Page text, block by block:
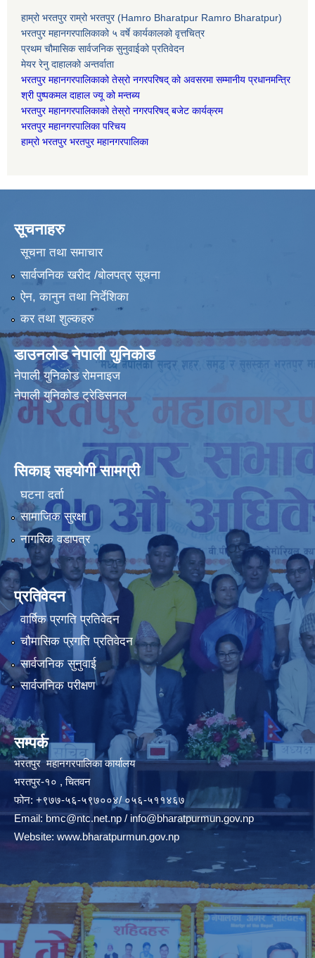
हाम्रो भरतपुर राम्रो भरतपुर (Hamro Bharatpur Ramro Bharatpur)
भरतपुर महानगरपालिकाको ५ वर्षे कार्यकालको वृत्तचित्र
प्रथम चौमासिक सार्वजनिक सुनुवाईको प्रतिवेदन
मेयर रेनु दाहालको अन्तर्वाता
भरतपुर महानगरपालिकाको तेस्रो नगरपरिषद् को अवसरमा सम्मानीय प्रधानमन्त्रि
श्री पुष्पकमल दाहाल ज्यू को मन्तब्य
भरतपुर महानगरपालिकाको तेस्रो नगरपरिषद् बजेट कार्यक्रम
भरतपुर महानगरपालिका परिचय
हाम्रो भरतपुर भरतपुर महानगरपालिका
सूचनाहरु
सूचना तथा समाचार
सार्वजनिक खरीद /बोलपत्र सूचना
ऐन, कानुन तथा निर्देशिका
कर तथा शुल्कहरु
डाउनलोड नेपाली युनिकोड
नेपाली युनिकोड रोमनाइज
नेपाली युनिकोड ट्रेडिसनल
सिकाइ सहयोगी सामग्री
घटना दर्ता
सामाजिक सुरक्षा
नागरिक वडापत्र
प्रतिवेदन
वार्षिक प्रगति प्रतिवेदन
चौमासिक प्रगति प्रतिवेदन
सार्वजनिक सुनुवाई
सार्वजनिक परीक्षण
सम्पर्क
भरतपुर महानगरपालिका कार्यालय
भरतपुर-१० , चितवन
फोन: +९७७-५६-५९७००४/ ०५६-५११४६७
Email:bmc@ntc.net.np / info@bharatpurmun.gov.np
Website: www.bharatpurmun.gov.np